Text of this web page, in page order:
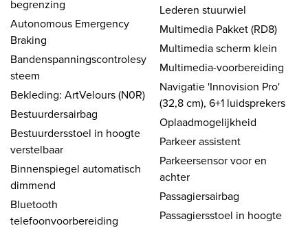
begrenzing
Autonomous Emergency
Braking
Bandenspanningscontrolesy
steem
Bekleding: ArtVelours (N0R)
Bestuurdersairbag
Bestuurdersstoel in hoogte
verstelbaar
Binnenspiegel automatisch
dimmend
Bluetooth
telefoonvoorbereiding
Lederen stuurwiel
Multimedia Pakket (RD8)
Multimedia scherm klein
Multimedia-voorbereiding
Navigatie 'Innovision Pro'
(32,8 cm), 6+1 luidsprekers
Oplaadmogelijkheid
Parkeer assistent
Parkeersensor voor en
achter
Passagiersairbag
Passagiersstoel in hoogte